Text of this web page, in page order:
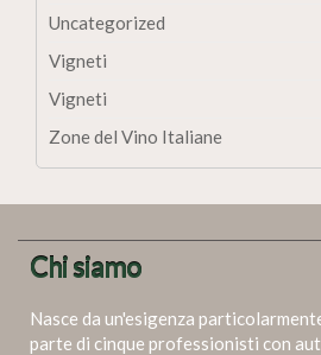
Uncategorized
Vigneti
Vigneti
Zone del Vino Italiane
Chi siamo
Nasce da un'esigenza
parte di cinque professionisti con